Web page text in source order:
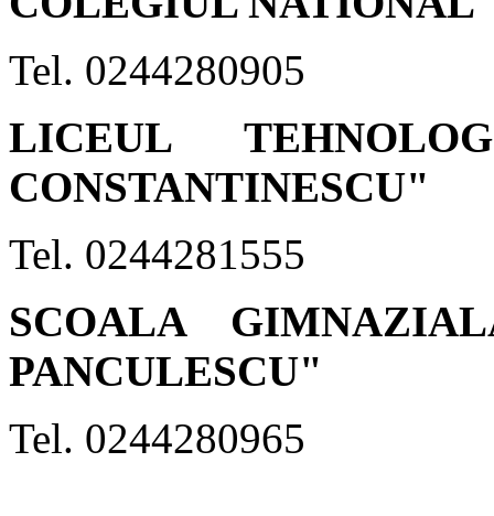
Tel. 0244280905
LICEUL
CONSTANTINESCU"
Tel. 0244281555
SCOALA
PANCULESCU"
Tel. 0244280965